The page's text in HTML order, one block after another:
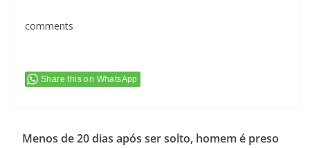
comments
Share this on WhatsApp
Menos de 20 dias após ser solto, homem é preso